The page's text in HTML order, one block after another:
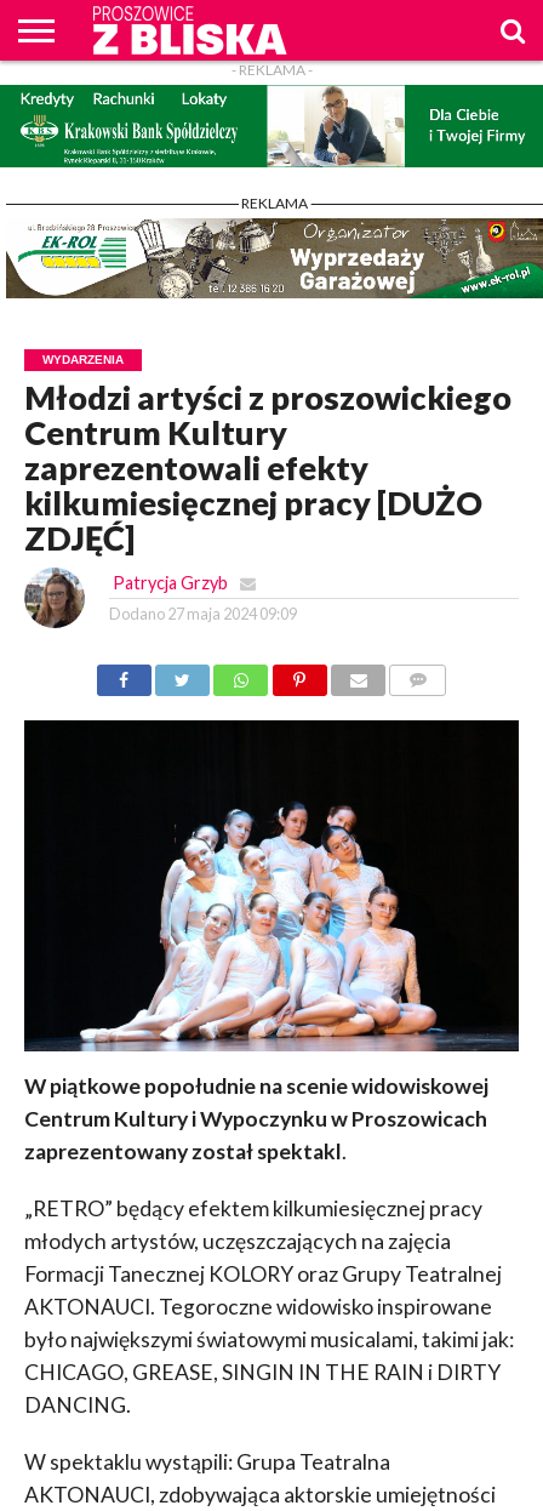
O
NAS
WIADOMOŚCI
ZAPYTAM
WPROST
CENNIK
REKLAM
PROSZOWICE
Z BLISKA
KONTAKT
- REKLAMA -
- REKLAMA -
WYDARZENIA
Młodzi artyści z proszowickiego
Centrum Kultury
zaprezentowali efekty
kilkumiesięcznej pracy [DUŻO
ZDJĘĆ]
Patrycja Grzyb
Dodano 27 maja 2024 09:09
W piątkowe popołudnie na scenie widowiskowej
Centrum Kultury i Wypoczynku w Proszowicach
zaprezentowany został spektakl.
„RETRO” będący efektem kilkumiesięcznej pracy
młodych artystów, uczęszczających na zajęcia
Formacji Tanecznej KOLORY oraz Grupy Teatralnej
AKTONAUCI. Tegoroczne widowisko inspirowane
było największymi światowymi musicalami, takimi jak:
CHICAGO, GREASE, SINGIN IN THE RAIN i DIRTY
DANCING.
W spektaklu wystąpili: Grupa Teatralna
AKTONAUCI, zdobywająca aktorskie umiejętności